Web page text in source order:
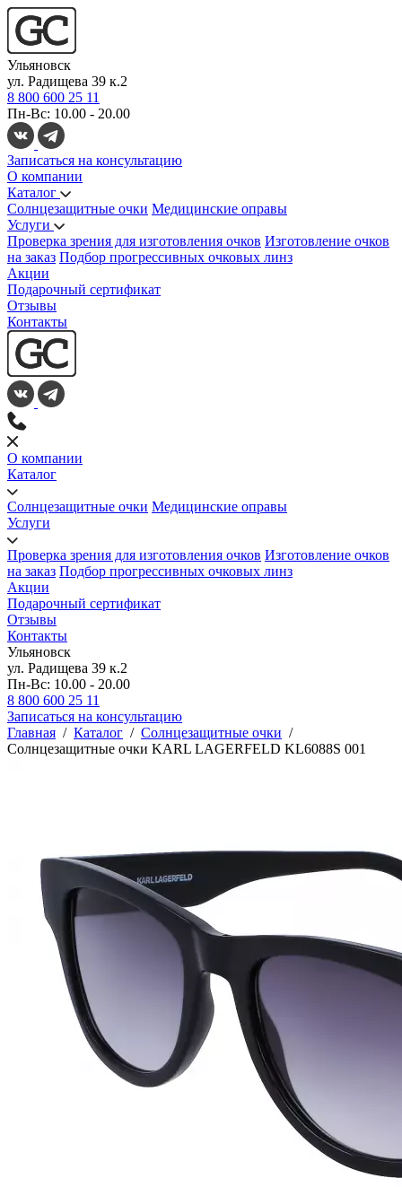
Ульяновск
ул. Радищева 39 к.2
8 800 600 25 11
Пн-Вс: 10.00 - 20.00
Записаться на консультацию
О компании
Каталог
Солнцезащитные очки Медицинские оправы
Услуги
Проверка зрения для изготовления очков Изготовление очков
на заказ Подбор прогрессивных очковых линз
Акции
Подарочный сертификат
Отзывы
Контакты
О компании
Каталог
Солнцезащитные очки Медицинские оправы
Услуги
Проверка зрения для изготовления очков Изготовление очков
на заказ Подбор прогрессивных очковых линз
Акции
Подарочный сертификат
Отзывы
Контакты
Ульяновск
ул. Радищева 39 к.2
Пн-Вс: 10.00 - 20.00
8 800 600 25 11
Записаться на консультацию
Главная / Каталог / Солнцезащитные очки /
Солнцезащитные очки KARL LAGERFELD KL6088S 001